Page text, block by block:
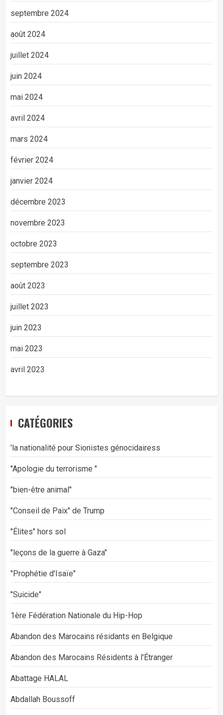
septembre 2024
août 2024
juillet 2024
juin 2024
mai 2024
avril 2024
mars 2024
février 2024
janvier 2024
décembre 2023
novembre 2023
octobre 2023
septembre 2023
août 2023
juillet 2023
juin 2023
mai 2023
avril 2023
CATÉGORIES
'la nationalité pour Sionistes génocidairess
"Apologie du terrorisme "
"bien-être animal"
"Conseil de Paix" de Trump
"Élites" hors sol
"leçons de la guerre à Gaza"
"Prophétie d'Isaïe"
"Suicide"
1ère Fédération Nationale du Hip-Hop
Abandon des Marocains résidants en Belgique
Abandon des Marocains Résidents à l'Étranger
Abattage HALAL
Abdallah Boussoff